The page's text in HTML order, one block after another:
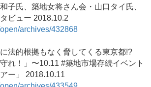
子氏、築地女将さん会・山口タイ氏、
ビュー 2018.10.2
archives/432868
法的根拠もなく脅してくる東京都!?
れ！」〜10.11 #築地市場存続イベント
ー」 2018.10.11